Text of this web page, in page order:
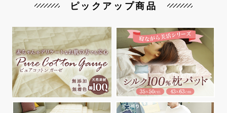
ピックアップ商品